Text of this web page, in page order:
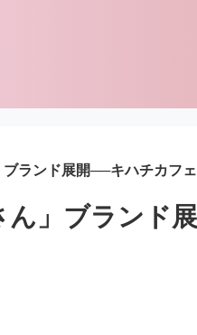
ランド展開──キハチカフ
」ブランド